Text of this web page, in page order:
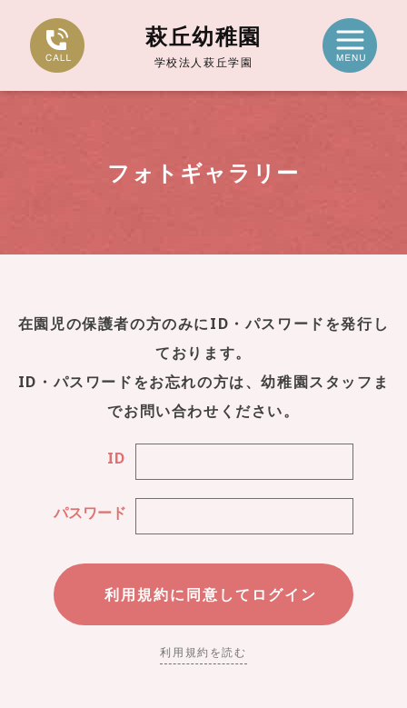
萩丘幼稚園
学校法人萩丘学園
フォトギャラリー
在園児の保護者の方のみにID・パスワードを発行し
ております。
ID・パスワードをお忘れの方は、幼稚園スタッフま
でお問い合わせください。
ID
パスワード
利用規約を読む